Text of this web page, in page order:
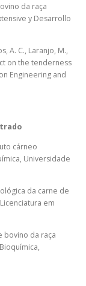
da raça
y Desarrollo
A. C., Laranjo, M.,
on the tenderness
Engineering and
cárneo
Universidade
da carne de
em
bovino da raça